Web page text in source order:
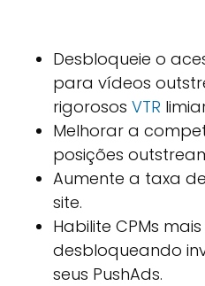
Desbloqueie o
para vídeos
rigorosos VTR
Melhorar a
posições
Aumente a taxa
site.
Habilite CPMs
desbloqueando
seus PushAds.